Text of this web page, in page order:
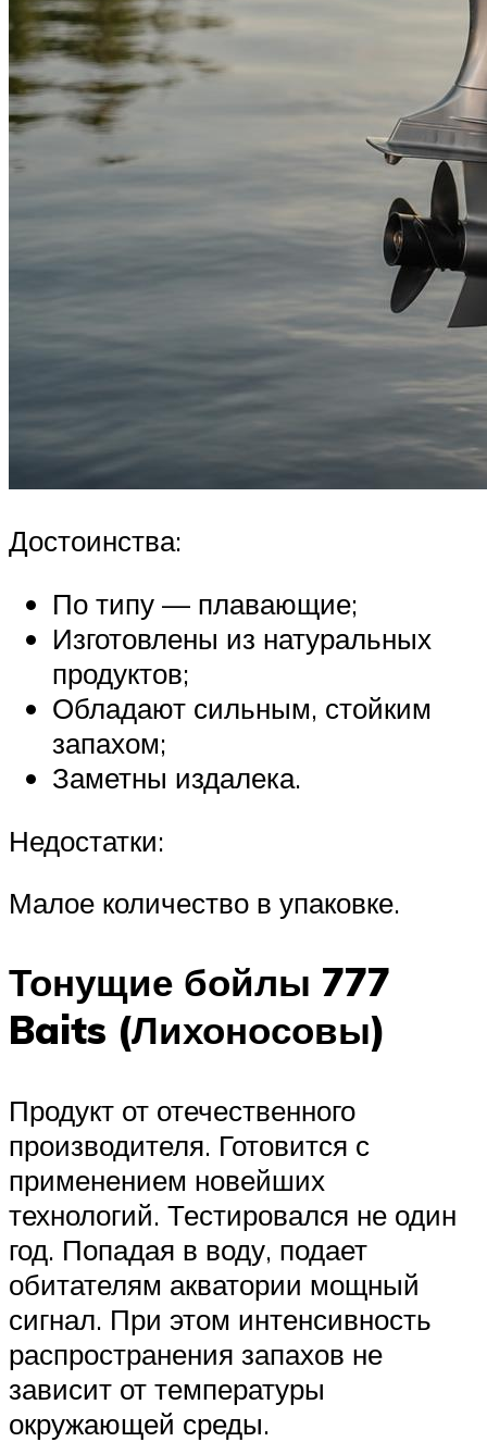
Достоинства:
По типу — плавающие;
Изготовлены из натуральных
продуктов;
Обладают сильным, стойким
запахом;
Заметны издалека.
Недостатки:
Малое количество в упаковке.
Тонущие бойлы 777
Baits (Лихоносовы)
Продукт от отечественного
производителя. Готовится с
применением новейших
технологий. Тестировался не один
год. Попадая в воду, подает
обитателям акватории мощный
сигнал. При этом интенсивность
распространения запахов не
зависит от температуры
окружающей среды.